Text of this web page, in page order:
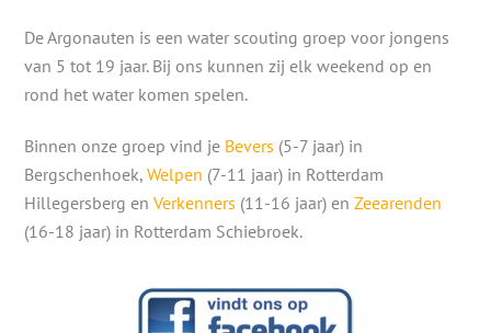
De Argonauten is een water scouting groep voor jongens
van 5 tot 19 jaar. Bij ons kunnen zij elk weekend op en
rond het water komen spelen.
Binnen onze groep vind je Bevers (5-7 jaar) in
Bergschenhoek,Welpen (7-11 jaar) in Rotterdam
Hillegersberg enVerkenners (11-16 jaar) enZeearenden
(16-18 jaar) in Rotterdam Schiebroek.